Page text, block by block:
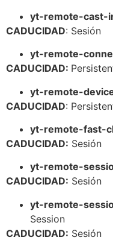
yt-remote-cast-
CADUCIDAD: Sesión
yt-remote-
CADUCIDAD:
yt-remote-
CADUCIDAD:
yt-remote-fast-
CADUCIDAD: Sesión
yt-remote-
CADUCIDAD: Sesión
yt-remote-
Session
CADUCIDAD: Sesión